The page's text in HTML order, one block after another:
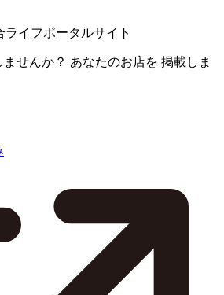
ライフポータルサイト
せんか？ あなたのお店を 掲載しま